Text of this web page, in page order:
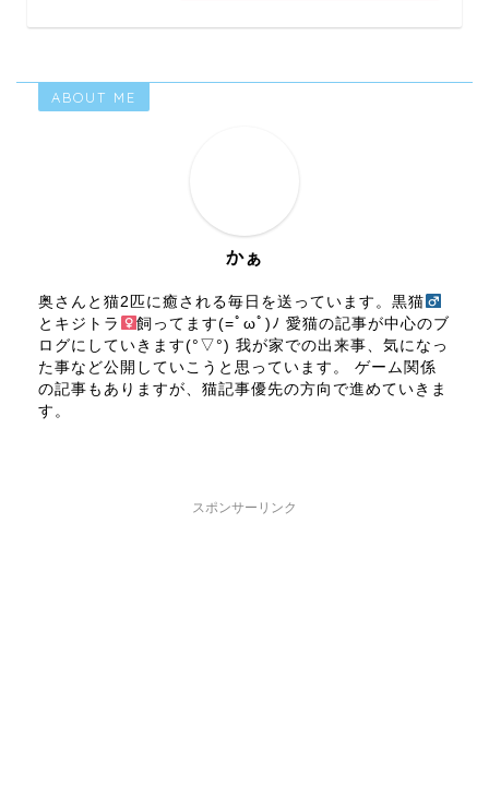
ABOUT ME
かぁ
奥さんと猫2匹に癒される毎日を送っています。黒猫
とキジトラ
飼ってます(=ﾟωﾟ)ﾉ 愛猫の記事が中心のブ
ログにしていきます(°▽°) 我が家での出来事、気になっ
た事など公開していこうと思っています。 ゲーム関係
の記事もありますが、猫記事優先の方向で進めていきま
す。
スポンサーリンク